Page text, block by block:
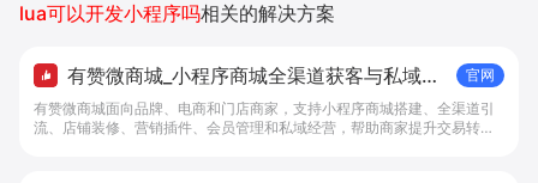
lua可以开发小程序吗相关的解决方案
有赞微商城_小程序商城全渠道获客与私域复
购工具 - 做生意, 找有赞
官网
有赞微商城面向品牌、电商和门店商家，支持小程序商城搭建、全渠道引
流、店铺装修、营销插件、会员管理和私域经营，帮助商家提升交易转化